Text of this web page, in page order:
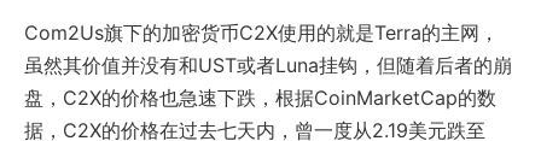
Com2Us旗下的加密货币C2X使用的就是Terra的主网，
虽然其价值并没有和UST或者Luna挂钩，但随着后者的崩
盘，C2X的价格也急速下跌，根据CoinMarketCap的数
据，C2X的价格在过去七天内，曾一度从2.19美元跌至